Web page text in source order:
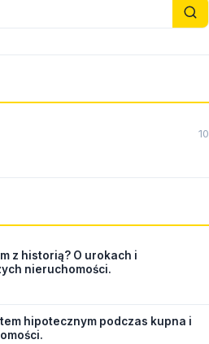
10
z historią? O urokach i
nieruchomości.
hipotecznym podczas kupna i